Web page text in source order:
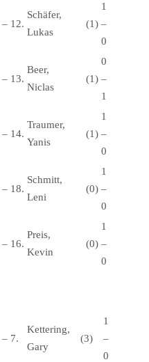
– 12.
Schäfer,
Lukas
(1)
1
–
0
– 13.
Beer,
Niclas
(1)
0
–
1
– 14.
Traumer,
Yanis
(1)
1
–
0
– 18.
Schmitt,
Leni
(0)
1
–
0
– 16.
Preis,
Kevin
(0)
1
–
0
– 7.
Kettering,
Gary
(3)
1
–
0